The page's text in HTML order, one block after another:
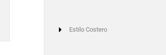
Estilo Costero